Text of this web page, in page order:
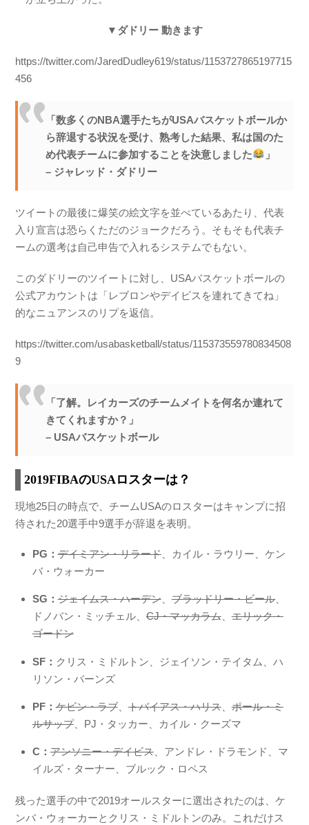
▼ダドリー 動きます
https://twitter.com/JaredDudley619/status/1153727865197715
456
「数多くのNBA選手たちがUSAバスケットボールか
ら辞退する状況を受け、熟考した結果、私は国のた
め代表チームに参加することを決意しました
」
– ジャレッド・ダドリー
ツイートの最後に爆笑の絵文字を並べているあたり、代表
入り宣言は恐らくただのジョークだろう。そもそも代表チ
ームの選考は自己申告で入れるシステムでもない。
このダドリーのツイートに対し、USAバスケットボールの
公式アカウントは「レブロンやデイビスを連れてきてね」
的なニュアンスのリプを返信。
https://twitter.com/usabasketball/status/115373559780834508
9
「了解。レイカーズのチームメイトを何名か連れて
きてくれますか？」
– USAバスケットボール
2019FIBAのUSAロスターは？
現地25日の時点で、チームUSAのロスターはキャンプに招
待された20選手中9選手が辞退を表明。
PG：デイミアン・リラード、カイル・ラウリー、ケン
バ・ウォーカー
SG：ジェイムス・ハーデン、ブラッドリー・ビール、
ドノバン・ミッチェル、CJ・マッカラム、エリック・
ゴードン
SF： クリス・ミドルトン、ジェイソン・テイタム、ハ
リソン・バーンズ
PF：ケビン・ラブ、トバイアス・ハリス、ポール・ミ
ルサップ、PJ・タッカー、カイル・クーズマ
C：アンソニー・デイビス、アンドレ・ドラモンド、マ
イルズ・ターナー、ブルック・ロペス
残った選手の中で2019オールスターに選出されたのは、ケ
ンバ・ウォーカーとクリス・ミドルトンのみ。これだけス